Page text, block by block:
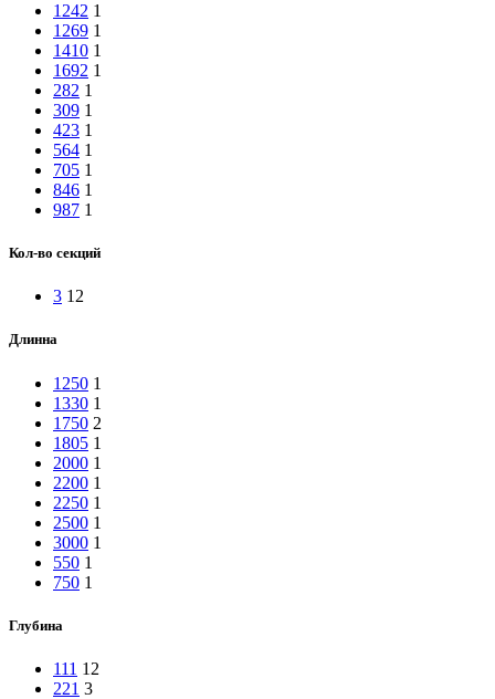
1242 1
1269 1
1410 1
1692 1
282 1
309 1
423 1
564 1
705 1
846 1
987 1
Кол-во секций
3 12
Длинна
1250 1
1330 1
1750 2
1805 1
2000 1
2200 1
2250 1
2500 1
3000 1
550 1
750 1
Глубина
111 12
221 3